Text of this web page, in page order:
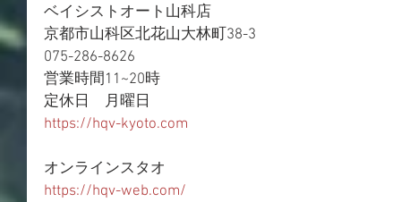
ベイシストオート山科店
京都市山科区北花山大林町38-3
075-286-8626
営業時間11~20時
定休日　月曜日
https://hqv-kyoto.com
オンラインスタオ
https://hqv-web.com/